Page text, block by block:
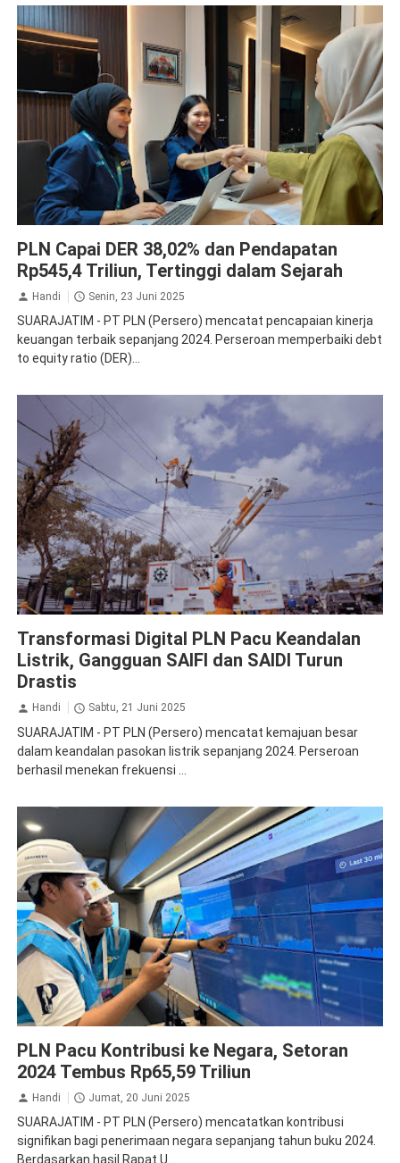
PLN Capai DER 38,02% dan Pendapatan
Rp545,4 Triliun, Tertinggi dalam Sejarah
Handi Senin, 23 Juni 2025
SUARAJATIM - PT PLN (Persero) mencatat pencapaian kinerja
keuangan terbaik sepanjang 2024. Perseroan memperbaiki debt
to equity ratio (DER)...
Transformasi Digital PLN Pacu Keandalan
Listrik, Gangguan SAIFI dan SAIDI Turun
Drastis
Handi Sabtu, 21 Juni 2025
SUARAJATIM - PT PLN (Persero) mencatat kemajuan besar
dalam keandalan pasokan listrik sepanjang 2024. Perseroan
berhasil menekan frekuensi ...
PLN Pacu Kontribusi ke Negara, Setoran
2024 Tembus Rp65,59 Triliun
Handi Jumat, 20 Juni 2025
SUARAJATIM - PT PLN (Persero) mencatatkan kontribusi
signifikan bagi penerimaan negara sepanjang tahun buku 2024.
Berdasarkan hasil Rapat U...